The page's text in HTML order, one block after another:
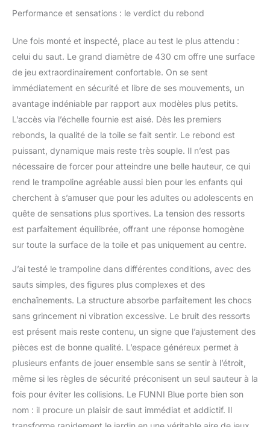
Performance et sensations : le verdict du rebond
Une fois monté et inspecté, place au test le plus attendu :
celui du saut. Le grand diamètre de 430 cm offre une surface
de jeu extraordinairement confortable. On se sent
immédiatement en sécurité et libre de ses mouvements, un
avantage indéniable par rapport aux modèles plus petits.
L’accès via l’échelle fournie est aisé. Dès les premiers
rebonds, la qualité de la toile se fait sentir. Le rebond est
puissant, dynamique mais reste très souple. Il n’est pas
nécessaire de forcer pour atteindre une belle hauteur, ce qui
rend le trampoline agréable aussi bien pour les enfants qui
cherchent à s’amuser que pour les adultes ou adolescents en
quête de sensations plus sportives. La tension des ressorts
est parfaitement équilibrée, offrant une réponse homogène
sur toute la surface de la toile et pas uniquement au centre.
J’ai testé le trampoline dans différentes conditions, avec des
sauts simples, des figures plus complexes et des
enchaînements. La structure absorbe parfaitement les chocs
sans grincement ni vibration excessive. Le bruit des ressorts
est présent mais reste contenu, un signe que l’ajustement des
pièces est de bonne qualité. L’espace généreux permet à
plusieurs enfants de jouer ensemble sans se sentir à l’étroit,
même si les règles de sécurité préconisent un seul sauteur à la
fois pour éviter les collisions. Le FUNNI Blue porte bien son
nom : il procure un plaisir de saut immédiat et addictif. Il